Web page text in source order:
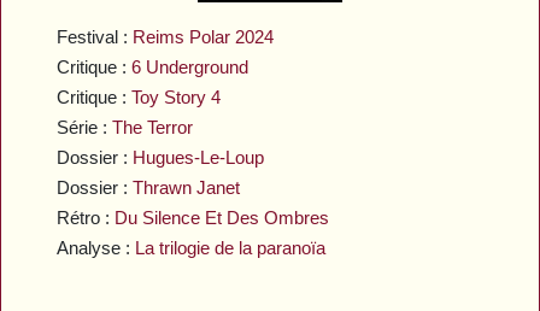
Festival : Reims Polar 2024
Critique :6 Underground
Critique :Toy Story 4
Série :The Terror
Dossier : Hugues-Le-Loup
Dossier :Thrawn Janet
Rétro : Du Silence Et Des Ombres
Analyse : La trilogie de la paranoïa